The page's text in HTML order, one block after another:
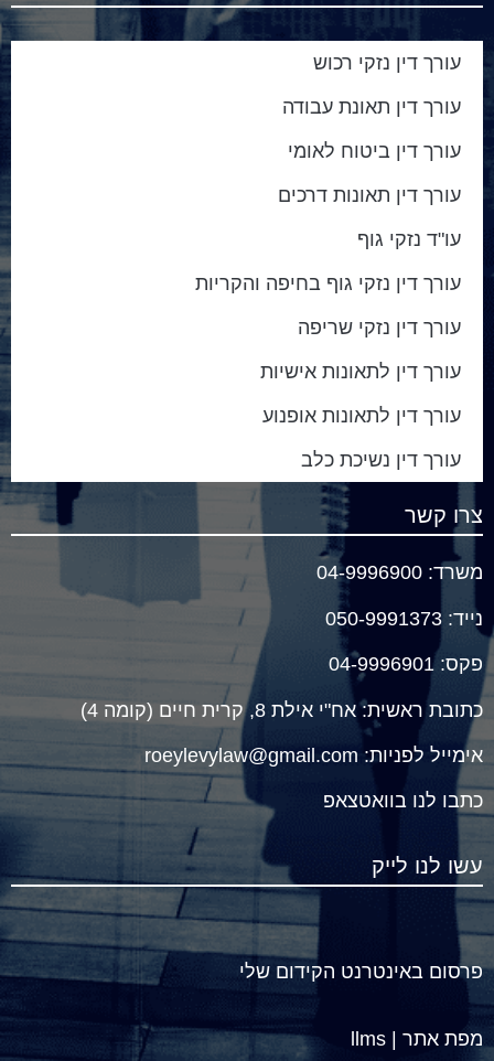
עורך דין נזקי רכוש
עורך דין תאונת עבודה
עורך דין ביטוח לאומי
עורך דין תאונות דרכים
עו"ד נזקי גוף
עורך דין נזקי גוף בחיפה והקריות
עורך דין נזקי שריפה
עורך דין לתאונות אישיות
עורך דין לתאונות אופנוע
עורך דין נשיכת כלב
צרו קשר
משרד: 04-9996900
נייד:
050-9991373
פקס: 04-9996901
כתובת ראשית: אח"י אילת 8, קרית חיים (קומה 4)
אימייל לפניות: roeylevylaw@gmail.com
כתבו לנו בוואטצאפ
עשו לנו לייק
פרסום באינטרנט הקידום שלי
מפת אתר llms